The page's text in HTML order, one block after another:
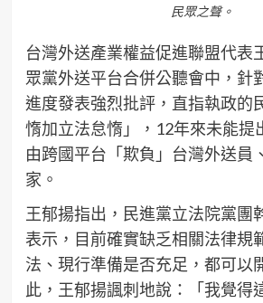
民眾之聲。
台灣外送產業權益促進聯盟代表
眾黨外送平台合併公聽會中，針
進度發表強烈批評，直指執政的
惰加立法怠惰」，12年來未能提
由跨國平台「欺負」台灣外送員
家。
王郁揚指出，民進黨立法院黨團
表示，目前確實缺乏相關法律規
法、現行準備是否充足，都可以
此，王郁揚諷刺地說：「我覺得